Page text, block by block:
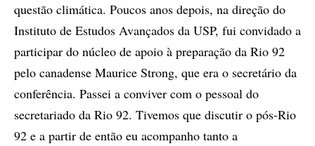
questão climática. Poucos anos depois, na direção do
Instituto de Estudos Avançados da USP, fui convidado a
participar do núcleo de apoio à preparação da Rio 92
pelo canadense Maurice Strong, que era o secretário da
conferência. Passei a conviver com o pessoal do
secretariado da Rio 92. Tivemos que discutir o pós-Rio
92 e a partir de então eu acompanho tanto a